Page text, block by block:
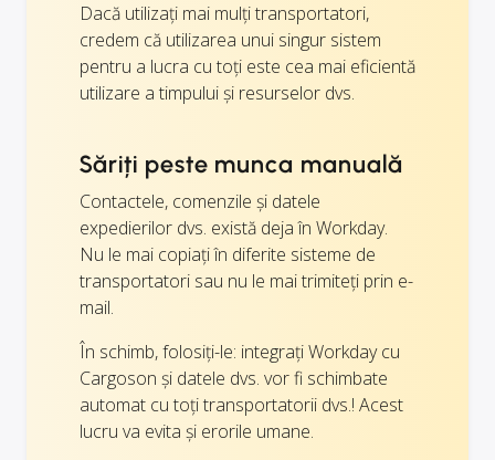
Dacă utilizați mai mulți transportatori,
credem că utilizarea unui singur sistem
pentru a lucra cu toți este cea mai eficientă
utilizare a timpului și resurselor dvs.
Săriți peste munca manuală
Contactele, comenzile și datele
expedierilor dvs. există deja în Workday.
Nu le mai copiați în diferite sisteme de
transportatori sau nu le mai trimiteți prin e-
mail.
În schimb, folosiți-le: integrați Workday cu
Cargoson și datele dvs. vor fi schimbate
automat cu toți transportatorii dvs.! Acest
lucru va evita și erorile umane.